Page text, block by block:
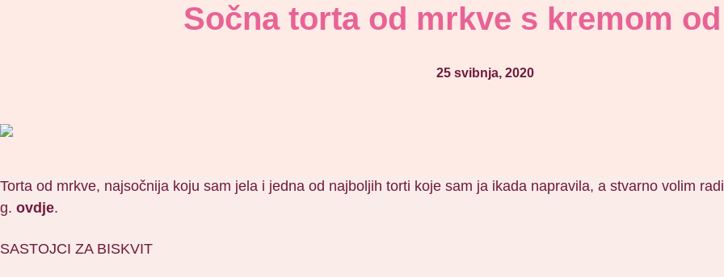
Sočna torta od mrkve s kremom
25 svibnja, 2020
Torta od mrkve, najsočnija koju sam jela i jedna od najboljih torti koje sam ja ikada napravila, a stvarno volim
g. ovdje.
SASTOJCI ZA BISKVIT